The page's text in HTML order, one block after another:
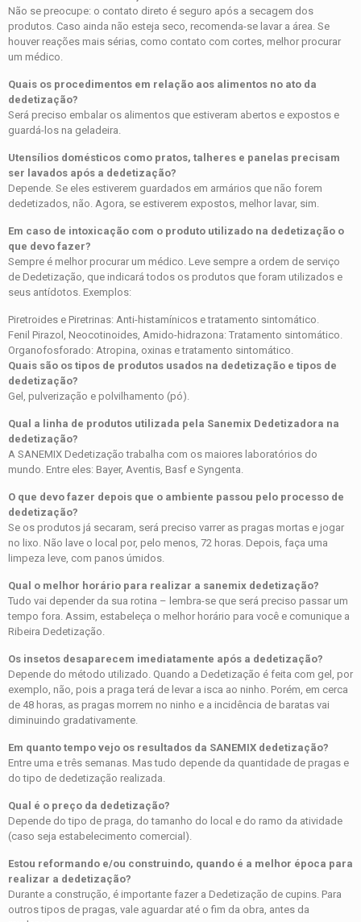
Não se preocupe: o contato direto é seguro após a secagem dos
produtos. Caso ainda não esteja seco, recomenda-se lavar a área. Se
houver reações mais sérias, como contato com cortes, melhor procurar
um médico.
Quais os procedimentos em relação aos alimentos no ato da
dedetização?
Será preciso embalar os alimentos que estiveram abertos e expostos e
guardá-los na geladeira.
Utensílios domésticos como pratos, talheres e panelas precisam
ser lavados após a dedetização?
Depende. Se eles estiverem guardados em armários que não forem
dedetizados, não. Agora, se estiverem expostos, melhor lavar, sim.
Em caso de intoxicação com o produto utilizado na dedetização o
que devo fazer?
Sempre é melhor procurar um médico. Leve sempre a ordem de serviço
de Dedetização, que indicará todos os produtos que foram utilizados e
seus antídotos. Exemplos:
Piretroides e Piretrinas: Anti-histamínicos e tratamento sintomático.
Fenil Pirazol, Neocotinoides, Amido-hidrazona: Tratamento sintomático.
Organofosforado: Atropina, oxinas e tratamento sintomático.
Quais são os tipos de produtos usados na dedetização e tipos de
dedetização?
Gel, pulverização e polvilhamento (pó).
Qual a linha de produtos utilizada pela Sanemix Dedetizadora na
dedetização?
A SANEMIX Dedetização trabalha com os maiores laboratórios do
mundo. Entre eles: Bayer, Aventis, Basf e Syngenta.
O que devo fazer depois que o ambiente passou pelo processo de
dedetização?
Se os produtos já secaram, será preciso varrer as pragas mortas e jogar
no lixo. Não lave o local por, pelo menos, 72 horas. Depois, faça uma
limpeza leve, com panos úmidos.
Qual o melhor horário para realizar a sanemix dedetização?
Tudo vai depender da sua rotina – lembra-se que será preciso passar um
tempo fora. Assim, estabeleça o melhor horário para você e comunique a
Ribeira Dedetização.
Os insetos desaparecem imediatamente após a dedetização?
Depende do método utilizado. Quando a Dedetização é feita com gel, por
exemplo, não, pois a praga terá de levar a isca ao ninho. Porém, em cerca
de 48 horas, as pragas morrem no ninho e a incidência de baratas vai
diminuindo gradativamente.
Em quanto tempo vejo os resultados da SANEMIX dedetização?
Entre uma e três semanas. Mas tudo depende da quantidade de pragas e
do tipo de dedetização realizada.
Qual é o preço da dedetização?
Depende do tipo de praga, do tamanho do local e do ramo da atividade
(caso seja estabelecimento comercial).
Estou reformando e/ou construindo, quando é a melhor época para
realizar a dedetização?
Durante a construção, é importante fazer a Dedetização de cupins. Para
outros tipos de pragas, vale aguardar até o fim da obra, antes da